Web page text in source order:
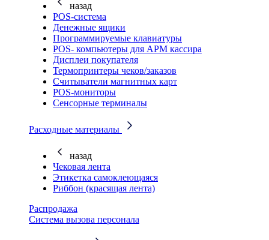
назад
POS-система
Денежные ящики
Программируемые клавиатуры
POS- компьютеры для АРМ кассира
Дисплеи покупателя
Термопринтеры чеков/заказов
Считыватели магнитных карт
POS-мониторы
Сенсорные терминалы
Расходные материалы
назад
Чековая лента
Этикетка самоклеющаяся
Риббон (красящая лента)
Распродажа
Система вызова персонала